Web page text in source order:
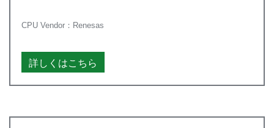
CPU Vendor：Renesas
詳しくはこちら